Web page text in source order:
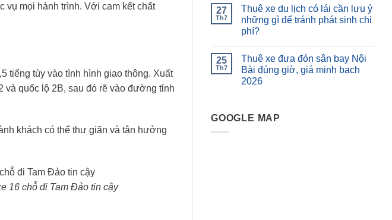
vụ mọi hành trình. Với cam kết chất
tiếng tùy vào tình hình giao thông. Xuất
và quốc lộ 2B, sau đó rẽ vào đường tỉnh
khách có thể thư giãn và tận hưởng
16 chỗ đi Tam Đảo tin cậy
27
Th7
Thuê xe du lịch có lái cần lưu ý
những gì để tránh phát sinh chi
phí?
25
Th7
Thuê xe đưa đón sân bay Nội
Bài đúng giờ, giá minh bạch
2026
GOOGLE MAP